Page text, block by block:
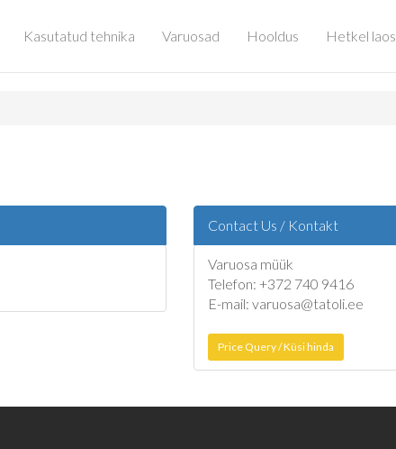
Kasutatud tehnika Varuosad Hooldus Hetkel laos
Contact Us / Kontakt
Varuosa müük
Telefon: +372 740 9416
E-mail: varuosa@tatoli.ee
Price Query / Küsi hinda